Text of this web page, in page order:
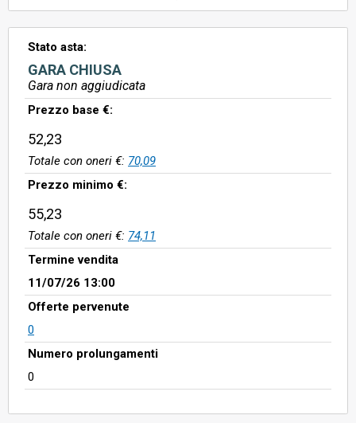
Stato asta:
GARA CHIUSA
Gara non aggiudicata
Prezzo base €:
52,23
Totale con oneri €: 70,09
Prezzo minimo €:
55,23
Totale con oneri €: 74,11
Termine vendita
11/07/26 13:00
Offerte pervenute
0
Numero prolungamenti
0